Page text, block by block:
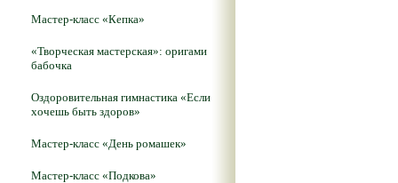
Мастер-класс «Кепка»
«Творческая мастерская»: оригами
бабочка
Оздоровительная гимнастика «Если
хочешь быть здоров»
Мастер-класс «День ромашек»
Мастер-класс «Подкова»